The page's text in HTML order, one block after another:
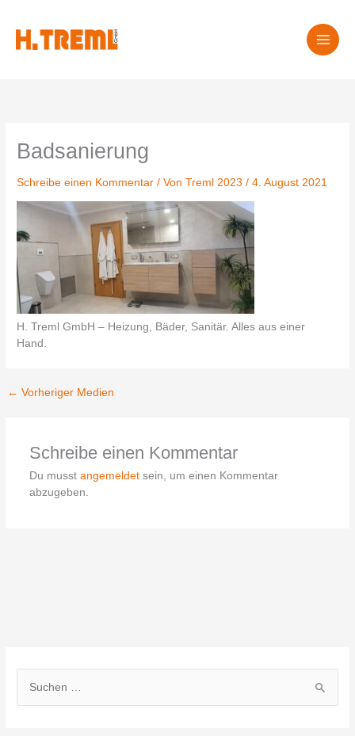
springen
Badsanierung
Schreibe einen Kommentar / VonTreml 2023/4. August 2021
H. Treml GmbH – Heizung, Bäder, Sanitär. Alles aus einer
Hand.
← Vorheriger Medien
Schreibe einen Kommentar
Du musst angemeldetsein, um einen Kommentar
abzugeben.